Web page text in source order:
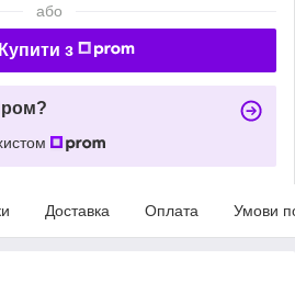
або
Купити з
Доставка Оплата Умови